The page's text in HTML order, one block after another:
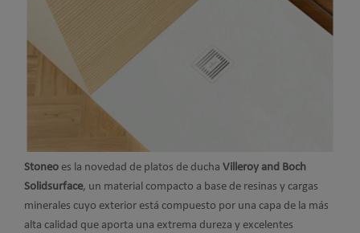
Stoneo es la novedad de platos de ducha Villeroy and Boch
Solidsurface, un material compacto a base de resinas y cargas
minerales cuyo exterior está compuesto por una capa de la más
alta calidad que aporta una extrema dureza y excelentes